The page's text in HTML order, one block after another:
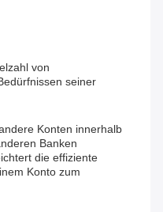
von
seiner
Konten innerhalb
Banken
die effiziente
Konto zum